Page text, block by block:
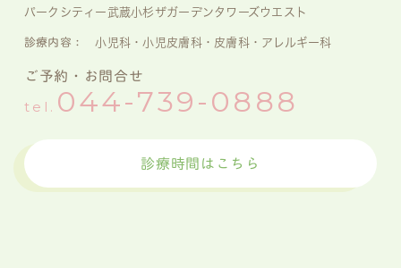
パークシティー武蔵小杉ザガーデンタワーズウエスト
診療内容： 小児科・小児皮膚科・皮膚科・アレルギー科
ご予約・お問合せ
tel. 044-739-0888
診療時間はこちら